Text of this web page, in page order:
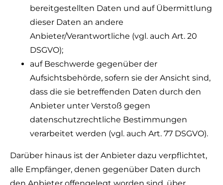
bereitgestellten Daten und auf Übermittlung
dieser Daten an andere
Anbieter/Verantwortliche (vgl. auch Art. 20
DSGVO);
auf Beschwerde gegenüber der
Aufsichtsbehörde, sofern sie der Ansicht sind,
dass die sie betreffenden Daten durch den
Anbieter unter Verstoß gegen
datenschutzrechtliche Bestimmungen
verarbeitet werden (vgl. auch Art. 77 DSGVO).
Darüber hinaus ist der Anbieter dazu verpflichtet,
alle Empfänger, denen gegenüber Daten durch